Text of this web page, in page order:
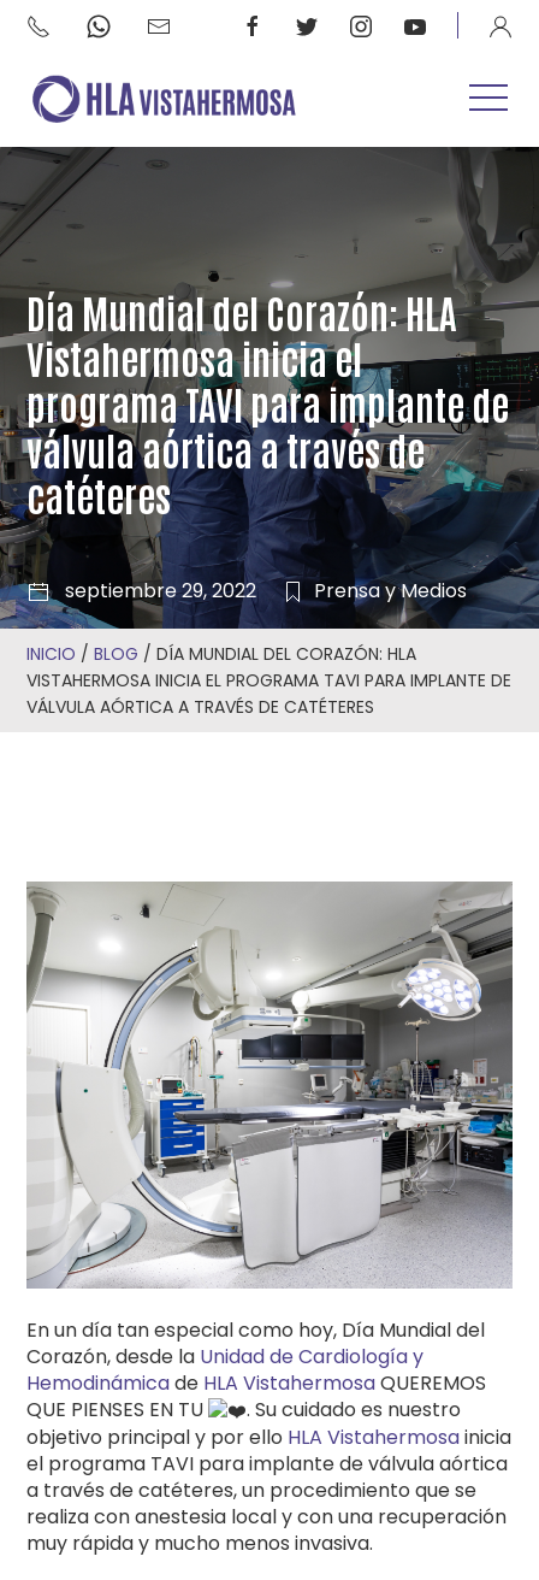
Día Mundial del Corazón: HLA
Vistahermosa inicia el
programa TAVI para implante de
válvula aórtica a través de
catéteres
septiembre 29, 2022 Prensa y Medios
INICIO /BLOG /DÍA MUNDIAL DEL CORAZÓN: HLA
VISTAHERMOSA INICIA EL PROGRAMA TAVI PARA IMPLANTE DE
VÁLVULA AÓRTICA A TRAVÉS DE CATÉTERES
En un día tan especial como hoy, Día Mundial del
Corazón, desde la Unidad de Cardiología y
Hemodinámicade HLA VistahermosaQUEREMOS
QUE PIENSES EN TU
. Su cuidado es nuestro
objetivo principal y por ello HLA Vistahermosainicia
el programa TAVI para implante de válvula aórtica
a través de catéteres, un procedimiento que se
realiza con anestesia local y con una recuperación
muy rápida y mucho menos invasiva.